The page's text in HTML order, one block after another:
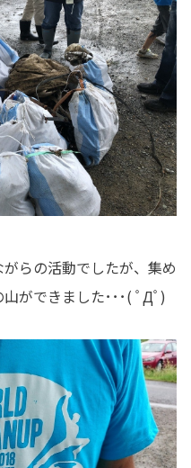
らの活動でしたが、集め
ができました･･･( ﾟДﾟ)